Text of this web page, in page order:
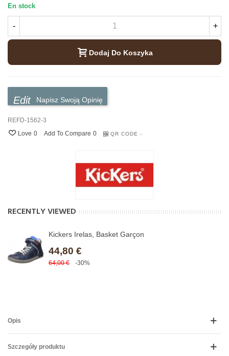
En stock
- +
Dodaj Do Koszyka
Napisz Swoją Opinię
REFD-1562-3
Love 0 Add To Compare 0 QR CODE
RECENTLY VIEWED
Kickers Irelas, Basket Garçon
44,80 €
64,00 € -30%
Opis
Szczegóły produktu